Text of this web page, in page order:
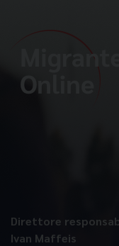
Direttore
Ivan Maffeis